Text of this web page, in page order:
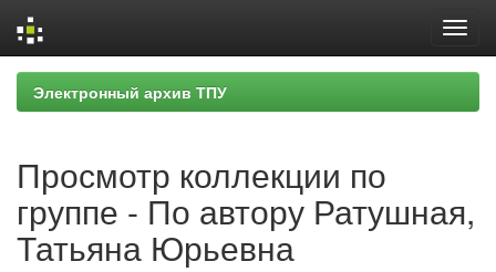
Skip
navigation
Электронный архив ТПУ
Просмотр коллекции по
группе - По автору Ратушная,
Татьяна Юрьевна